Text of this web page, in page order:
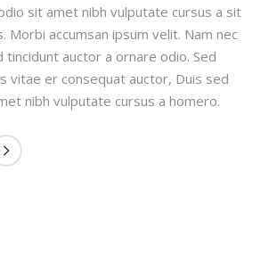
sit amet nibh vulputate cursus a sit
Morbi accumsan ipsum velit. Nam nec
tincidunt auctor a ornare odio. Sed
vitae er consequat auctor, Duis sed
nibh vulputate cursus a homero.